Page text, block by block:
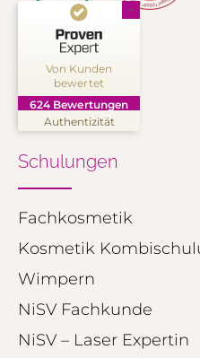
Von Kunden
bewertet
624 Bewertungen
Authentizität
Kundenbewertungen und
NINON Kosmetik Akademie
SEHR GUT
374
anderen Quellen
Blick aufs ProvenExpert-Profil
Schulungen
Fachkosmetik
Kosmetik
Wimpern
NiSV Fachkunde
NiSV – Laser Expertin